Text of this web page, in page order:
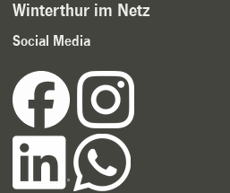
Winterthur im Netz
Social Media